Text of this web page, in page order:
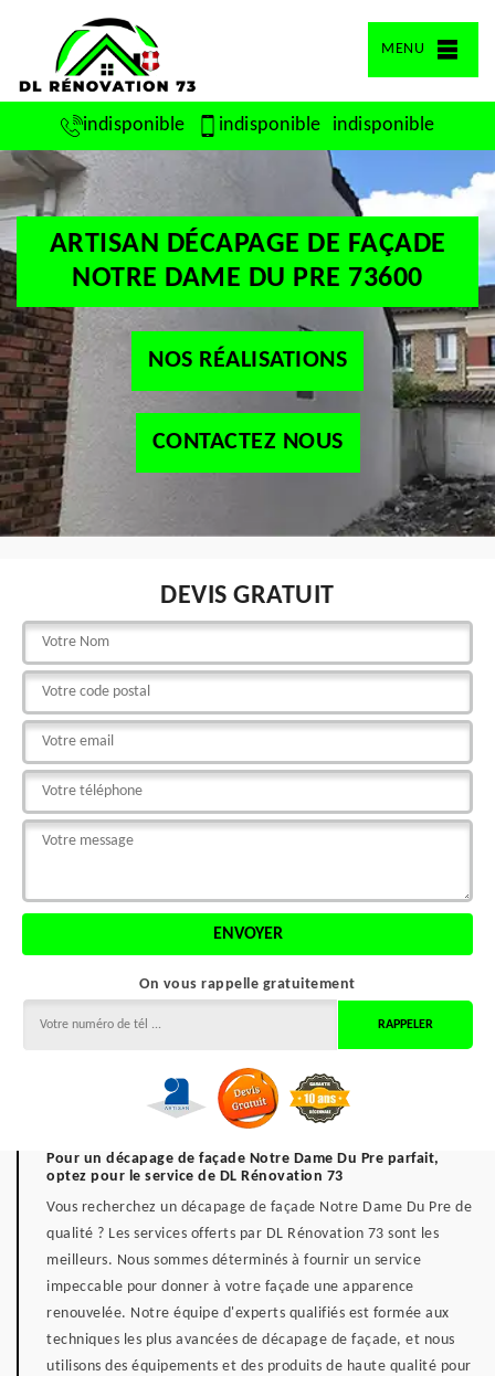
MENU
indisponible indisponible indisponible
ARTISAN DÉCAPAGE DE FAÇADE
NOTRE DAME DU PRE 73600
NOS RÉALISATIONS
CONTACTEZ NOUS
DEVIS GRATUIT
On vous rappelle gratuitement
Pour un décapage de façade Notre Dame Du Pre parfait,
optez pour le service de DL Rénovation 73
Vous recherchez un décapage de façade Notre Dame Du Pre de
qualité ? Les services offerts par DL Rénovation 73 sont les
meilleurs. Nous sommes déterminés à fournir un service
impeccable pour donner à votre façade une apparence
renouvelée. Notre équipe d'experts qualifiés est formée aux
techniques les plus avancées de décapage de façade, et nous
utilisons des équipements et des produits de haute qualité pour